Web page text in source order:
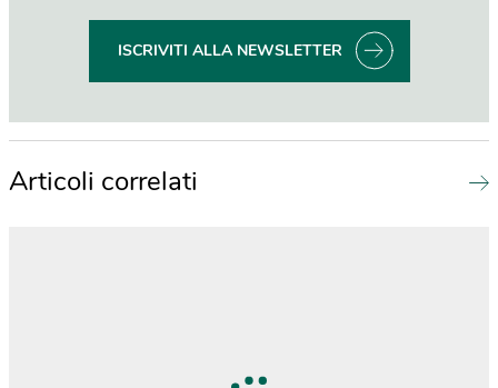
ISCRIVITI ALLA NEWSLETTER
Articoli correlati